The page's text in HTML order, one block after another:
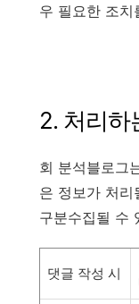
우 필요한 조치
2. 처리하
회 분석블로그
은 정보가 처리
구분수집될 수
댓글 작성 시